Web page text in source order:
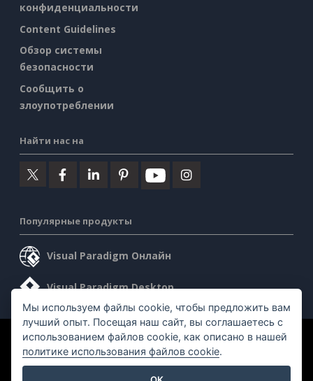
конфиденциальности
Content Guidelines
Обзор системы
безопасности
Сообщить о
злоупотреблении
Найти нас на
Популярные продукты
Visual Paradigm Онлайн
Visual Paradigm Desktop
©2026 by Visual Paradigm. Все права защищены.
Мы используем файлы cookie, чтобы предложить вам
лучший опыт. Посещая наш сайт, вы соглашаетесь с
использованием файлов cookie, как описано в нашей
политике использования файлов cookie.